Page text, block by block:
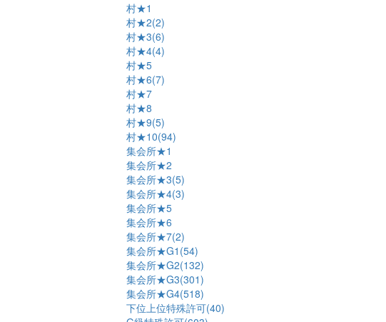
村★1
村★2(2)
村★3(6)
村★4(4)
村★5
村★6(7)
村★7
村★8
村★9(5)
村★10(94)
集会所★1
集会所★2
集会所★3(5)
集会所★4(3)
集会所★5
集会所★6
集会所★7(2)
集会所★G1(54)
集会所★G2(132)
集会所★G3(301)
集会所★G4(518)
下位上位特殊許可(40)